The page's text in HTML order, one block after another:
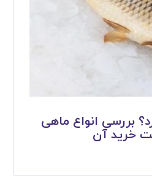
بررسی انواع ماهی
خرید آن